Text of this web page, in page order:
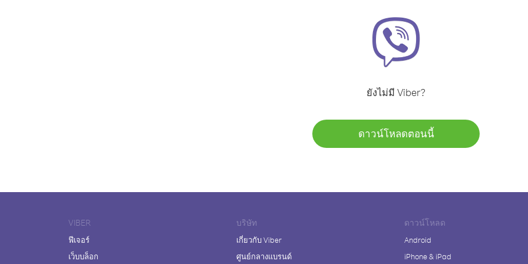
ยังไม่มี Viber?
ดาวน์โหลดตอนนี้
VIBER
ฟีเจอร์
เว็บบล็อก
บริษัท
เกี่ยวกับ Viber
ศูนย์กลางแบรนด์
ดาวน์โหลด
Android
iPhone & iPad